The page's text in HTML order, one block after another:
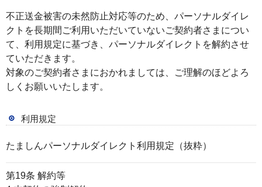
ニ
ュ
へ
ペ
本
文
へ
メ
不正送金被害の未然防止対応等のため、パーソナルダイレ
クトを長期間ご利用いただいていないご契約者さまについ
て、利用規定に基づき、パーソナルダイレクトを解約させ
ていただきます。
対象のご契約者さまにおかれましては、ご理解のほどよろ
しくお願いいたします。
利用規定
たましんパーソナルダイレクト利用規定（抜粋）
第19条 解約等